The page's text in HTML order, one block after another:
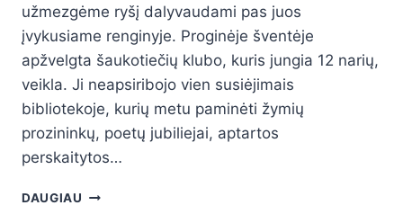
užmezgėme ryšį dalyvaudami pas juos
įvykusiame renginyje. Proginėje šventėje
apžvelgta šaukotiečių klubo, kuris jungia 12 narių,
veikla. Ji neapsiribojo vien susiėjimais
bibliotekoje, kurių metu paminėti žymių
prozininkų, poetų jubiliejai, aptartos
perskaitytos…
DAUGIAU